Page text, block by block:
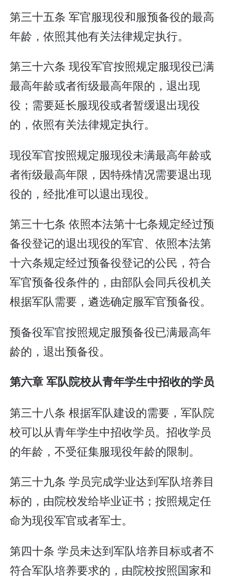
第三十五条 军官服现役和服预备役的最高
年龄，依照其他有关法律规定执行。
第三十六条 现役军官按照规定服现役已满
最高年龄或者衔级最高年限的，退出现
役；需要延长服现役或者暂缓退出现役
的，依照有关法律规定执行。
现役军官按照规定服现役未满最高年龄或
者衔级最高年限，因特殊情况需要退出现
役的，经批准可以退出现役。
第三十七条 依照本法第十七条规定经过预
备役登记的退出现役的军官、依照本法第
十六条规定经过预备役登记的公民，符合
军官预备役条件的，由部队会同兵役机关
根据军队需要，遴选确定服军官预备役。
预备役军官按照规定服预备役已满最高年
龄的，退出预备役。
第六章 军队院校从青年学生中招收的学员
第三十八条 根据军队建设的需要，军队院
校可以从青年学生中招收学员。招收学员
的年龄，不受征集服现役年龄的限制。
第三十九条 学员完成学业达到军队培养目
标的，由院校发给毕业证书；按照规定任
命为现役军官或者军士。
第四十条 学员未达到军队培养目标或者不
符合军队培养要求的，由院校按照国家和